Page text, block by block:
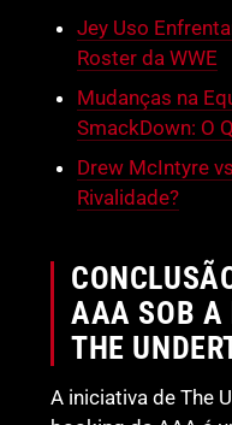
Jey Uso
Roster da WWE
Mudanças na
SmackDown: O
Drew McIntyre
Rivalidade?
AAA SOB A
THE
A iniciativa de The